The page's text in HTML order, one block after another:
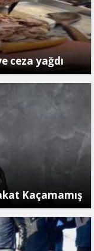
ceza yağdı
Kaçamamış